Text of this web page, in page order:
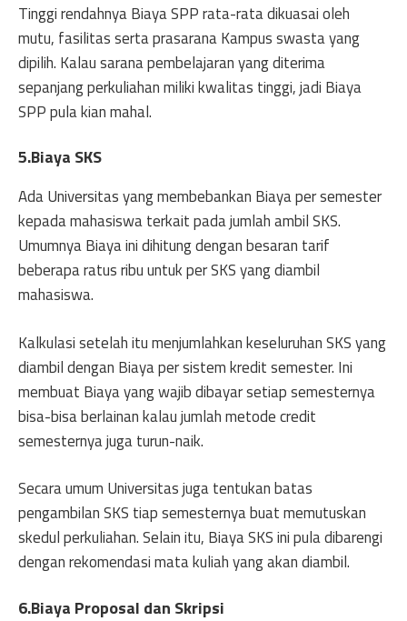
Tinggi rendahnya Biaya SPP rata-rata dikuasai oleh
mutu, fasilitas serta prasarana Kampus swasta yang
dipilih. Kalau sarana pembelajaran yang diterima
sepanjang perkuliahan miliki kwalitas tinggi, jadi Biaya
SPP pula kian mahal.
5.Biaya SKS
Ada Universitas yang membebankan Biaya per semester
kepada mahasiswa terkait pada jumlah ambil SKS.
Umumnya Biaya ini dihitung dengan besaran tarif
beberapa ratus ribu untuk per SKS yang diambil
mahasiswa.
Kalkulasi setelah itu menjumlahkan keseluruhan SKS yang
diambil dengan Biaya per sistem kredit semester. Ini
membuat Biaya yang wajib dibayar setiap semesternya
bisa-bisa berlainan kalau jumlah metode credit
semesternya juga turun-naik.
Secara umum Universitas juga tentukan batas
pengambilan SKS tiap semesternya buat memutuskan
skedul perkuliahan. Selain itu, Biaya SKS ini pula dibarengi
dengan rekomendasi mata kuliah yang akan diambil.
6.Biaya Proposal dan Skripsi